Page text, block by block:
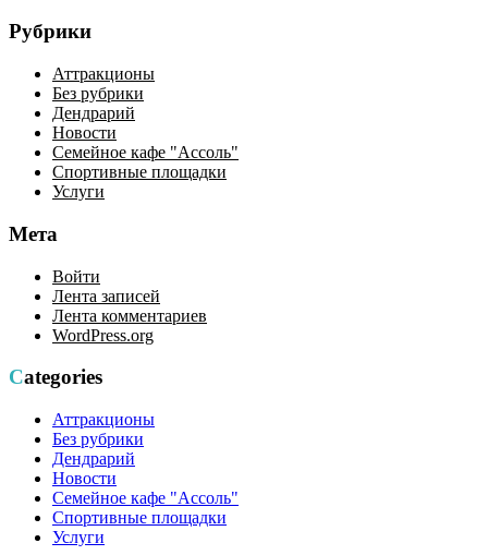
Рубрики
Аттракционы
Без рубрики
Дендрарий
Новости
Семейное кафе "Ассоль"
Спортивные площадки
Услуги
Мета
Войти
Лента записей
Лента комментариев
WordPress.org
Categories
Аттракционы
Без рубрики
Дендрарий
Новости
Семейное кафе "Ассоль"
Спортивные площадки
Услуги